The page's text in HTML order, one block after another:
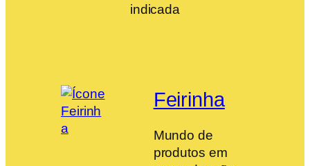
indicada
Feirinha
Mundo de
produtos em